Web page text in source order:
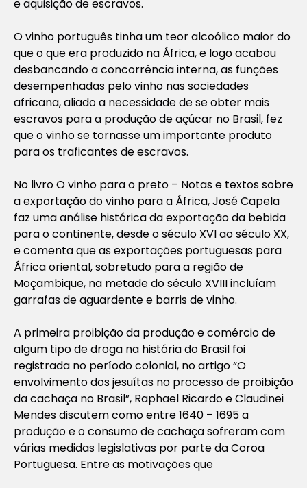
e aquisição de escravos.
O vinho português tinha um teor alcoólico maior do
que o que era produzido na África, e logo acabou
desbancando a concorrência interna, as funções
desempenhadas pelo vinho nas sociedades
africana, aliado a necessidade de se obter mais
escravos para a produção de açúcar no Brasil, fez
que o vinho se tornasse um importante produto
para os traficantes de escravos.
No livroO vinho para o preto – Notas e textos sobre
a exportação do vinho para a África, José Capela
faz uma análise histórica da exportação da bebida
para o continente, desde o século XVI ao século XX,
e comenta que as exportações portuguesas para
África oriental, sobretudo para a região de
Moçambique, na metade do século XVIII incluíam
garrafas de aguardente e barris de vinho.
A primeira proibição da produção e comércio de
algum tipo de droga na história do Brasil foi
registrada no período colonial, no artigo “O
envolvimento dos jesuítas no processo de proibição
da cachaça no Brasil”, Raphael Ricardo e Claudinei
Mendes discutem como entre 1640 – 1695 a
produção e o consumo de cachaça sofreram com
várias medidas legislativas por parte da Coroa
Portuguesa. Entre as motivações que